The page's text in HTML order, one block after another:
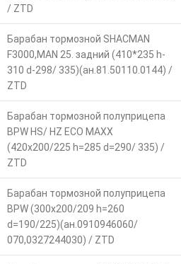
/ ZTD
Барабан тормозной SHACMAN
F3000,MAN 25. задний (410*235 h-
310 d-298/ 335)(ан.81.50110.0144) /
ZTD
Барабан тормозной полуприцепа
BPW HS/ HZ ECO MAXX
(420х200/225 h=285 d=290/ 335) /
ZTD
Барабан тормозной полуприцепа
BPW (300x200/209 h=260
d=190/225)(ан.0910946060/
070,0327244030) / ZTD